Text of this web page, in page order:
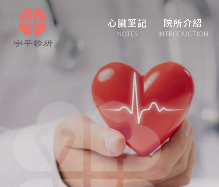
心臟筆記
NOTES
心臟管家
醫學博采
白塔隨筆
心事性事
輕盈人生
口吃大醫生
院所介紹
INTRODUCTION